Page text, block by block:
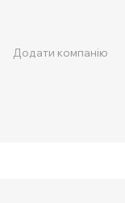
Додати компанію